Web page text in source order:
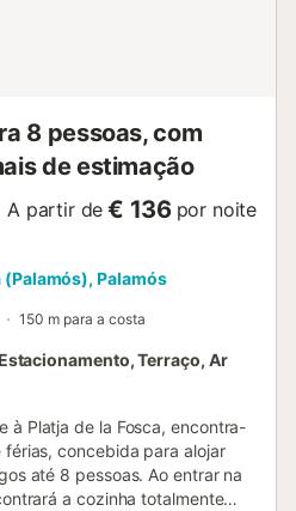
8 pessoas, com
de estimação
A partir de € 136 por noite
(Palamós), Palamós
150 m para a costa
Terraço, Ar
à Platja de la Fosca, encontra-
concebida para alojar
até 8 pessoas. Ao entrar na
a cozinha totalmente